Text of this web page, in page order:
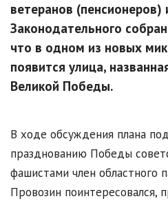
ветеранов (пенсионеров)
Законодательного
что в одном из новых
появится улица,
Великой Победы.
В ходе обсуждения плана
празднованию Победы
фашистами член областного
Провозин поинтересовался,